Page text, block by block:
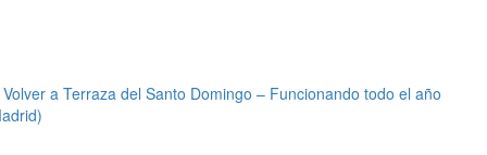
Volver a Terraza del Santo Domingo – Funcionando todo el año